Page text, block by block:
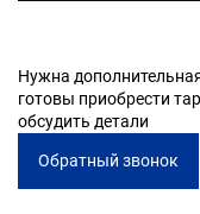
формата аренды.
Нужна
готовы приобрести
обсудить детали
Обратный звонок